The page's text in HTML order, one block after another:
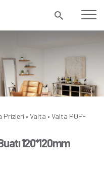
Prizleri • Valta • Valta POP-
120*120mm